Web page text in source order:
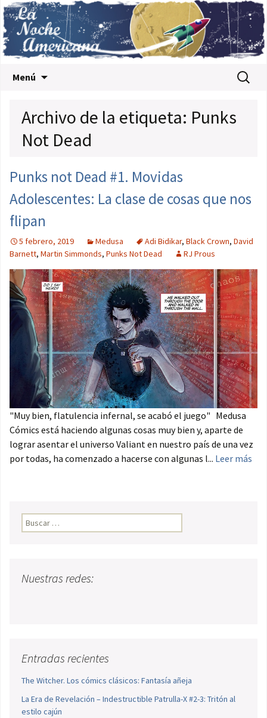
Menú Buscar:
Archivo de la etiqueta: Punks
Not Dead
Punks not Dead #1. Movidas
Adolescentes: La clase de cosas que nos
flipan
5 febrero, 2019 Medusa Adi Bidikar, Black Crown, David
Barnett, Martin Simmonds, Punks Not Dead RJ Prous
"Muy bien, flatulencia infernal, se acabó el juego" Medusa
Cómics está haciendo algunas cosas muy bien y, aparte de
lograr asentar el universo Valiant en nuestro país de una vez
por todas, ha comenzado a hacerse con algunas l... Leer más
Buscar:
Nuestras redes:
Entradas recientes
The Witcher. Los cómics clásicos: Fantasía añeja
La Era de Revelación – Indestructible Patrulla-X #2-3: Tritón al
estilo cajún